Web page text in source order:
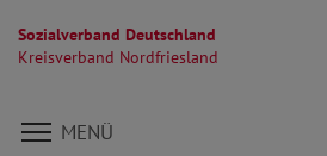
Sozialverband Deutschland
Kreisverband Nordfriesland
Direkt zu den Inhalten springen
MENÜ